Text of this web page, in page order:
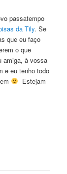
passatempo
da Tily. Se
que eu faço
o que
amiga, à vossa
e eu tenho todo
Estejam